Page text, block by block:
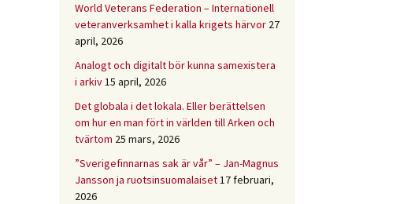
World Veterans Federation – Internationell
veteranverksamhet i kalla krigets härvor 27
april, 2026
Analogt och digitalt bör kunna samexistera
i arkiv15 april, 2026
Det globala i det lokala. Eller berättelsen
om hur en man fört in världen till Arken och
tvärtom 25 mars, 2026
”Sverigefinnarnas sak är vår” – Jan-Magnus
Jansson ja ruotsinsuomalaiset17 februari,
2026